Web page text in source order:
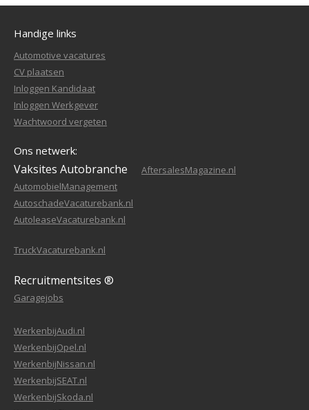
Handige links
Automotive vacatures
CV plaatsen
Inloggen Kandidaat
Inloggen Werkgever
Wachtwoord vergeten
Ons netwerk:
Vaksites Autobranche
AftersalesMagazine.nl
AutomobielManagement
AutoschadeVacaturebank.nl
AutoleaseVacaturebank.nl
TruckVacaturebank.nl
Recruitmentsites ®
Garagejobs
WerkenbijAudi.nl
WerkenbijOpel.nl
WerkenbijNissan.nl
WerkenbijSEAT.nl
WerkenbijSkoda.nl